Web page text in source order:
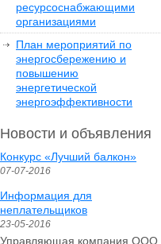
ресурсоснабжающими
организациями
План мероприятий по
энергосбережению и
повышению
энергетической
энергоэффективности
Новости и объявления
Конкурс «Лучший балкон»
07-07-2016
Информация для
неплательщиков
23-05-2016
Управляющая компания ООО